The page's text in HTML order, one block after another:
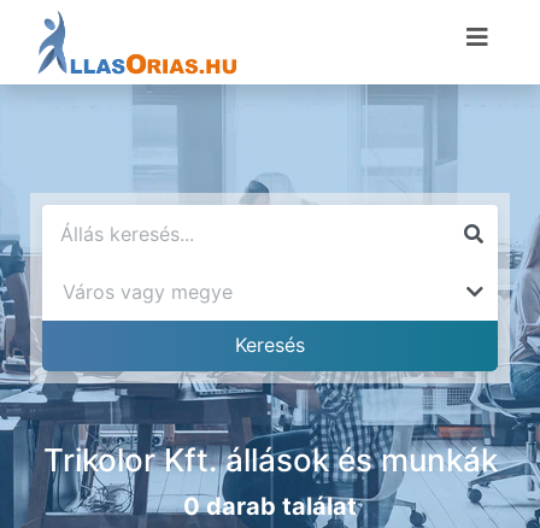
Trikolor Kft. állások és munkák
0 darab találat